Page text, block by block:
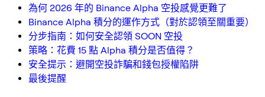
為何 2026 年的 Binance Alpha 空投感覺更難了
Binance Alpha 積分的運作方式（對於認領至關重要）
分步指南：如何安全認領 SOON 空投
策略：花費 15 點 Alpha 積分是否值得？
安全提示：避開空投詐騙和錢包授權陷阱
最後提醒